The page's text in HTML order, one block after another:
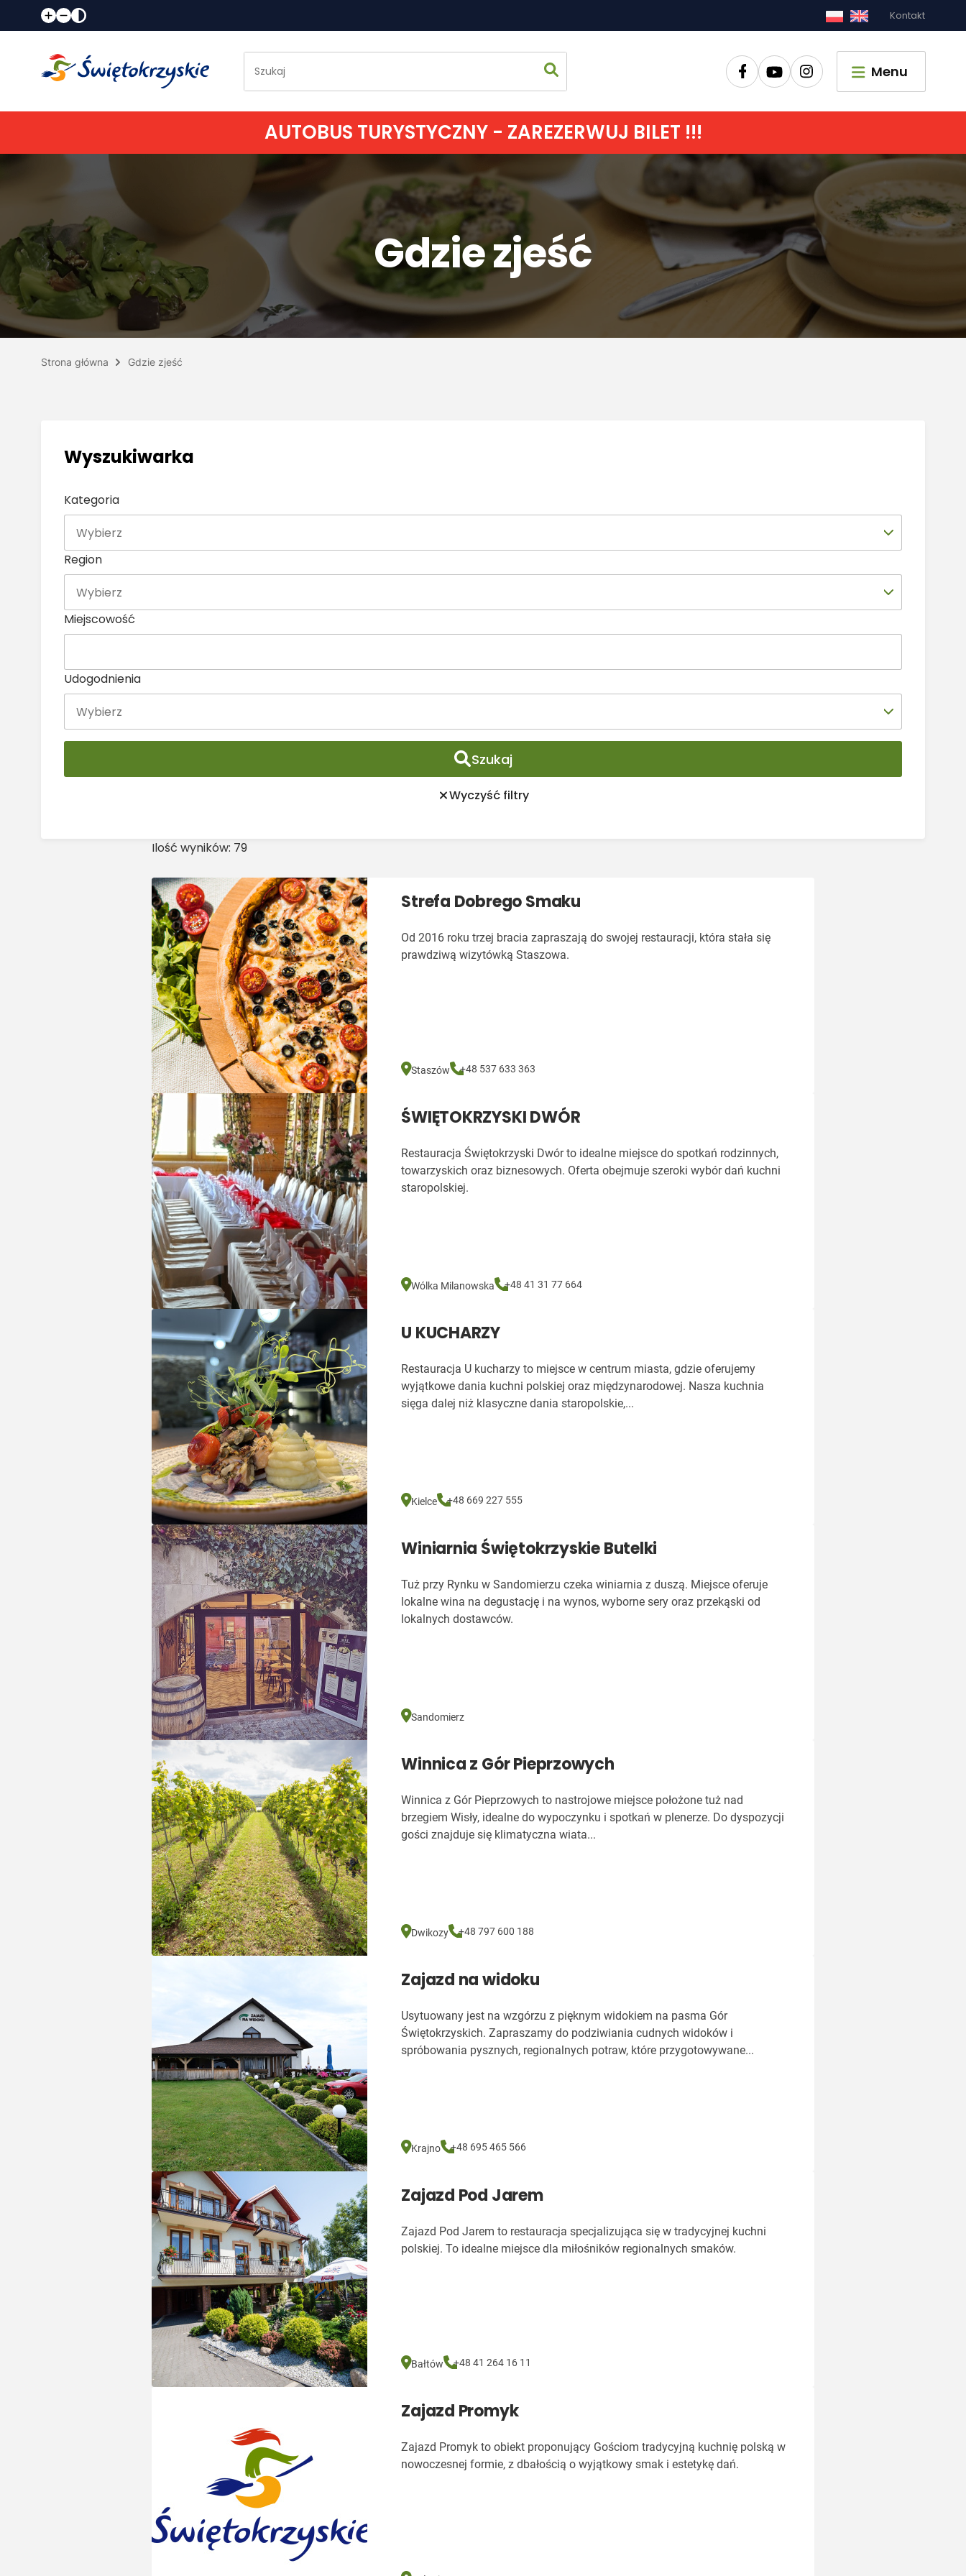
Kontakt
Menu
Zamknij
Strona główna
Co zobaczyć
Jak spędzić czas
Gdzie spać
Gdzie zjeść
Kontakt
AUTOBUS TURYSTYCZNY - ZAREZERWUJ BILET !!!
Gdzie zjeść
Strona główna Gdzie zjeść
Wyszukiwarka
Kategoria
Region
Miejscowość
Udogodnienia
Szukaj
Wyczyść filtry
Ilość wyników: 79
Strefa Dobrego Smaku
Od 2016 roku trzej bracia zapraszają do swojej restauracji, która stała się
prawdziwą wizytówką Staszowa.
Staszów +48 537 633 363
ŚWIĘTOKRZYSKI DWÓR
Restauracja Świętokrzyski Dwór to idealne miejsce do spotkań rodzinnych,
towarzyskich oraz biznesowych. Oferta obejmuje szeroki wybór dań kuchni
staropolskiej.
Wólka Milanowska +48 41 31 77 664
U KUCHARZY
Restauracja U kucharzy to miejsce w centrum miasta, gdzie oferujemy
wyjątkowe dania kuchni polskiej oraz międzynarodowej. Nasza kuchnia
sięga dalej niż klasyczne dania staropolskie,...
Kielce +48 669 227 555
Winiarnia Świętokrzyskie Butelki
Tuż przy Rynku w Sandomierzu czeka winiarnia z duszą. Miejsce oferuje
lokalne wina na degustację i na wynos, wyborne sery oraz przekąski od
lokalnych dostawców.
Sandomierz
Winnica z Gór Pieprzowych
Winnica z Gór Pieprzowych to nastrojowe miejsce położone tuż nad
brzegiem Wisły, idealne do wypoczynku i spotkań w plenerze. Do dyspozycji
gości znajduje się klimatyczna wiata...
Dwikozy +48 797 600 188
Zajazd na widoku
Usytuowany jest na wzgórzu z pięknym widokiem na pasma Gór
Świętokrzyskich. Zapraszamy do podziwiania cudnych widoków i
spróbowania pysznych, regionalnych potraw, które przygotowywane...
Krajno +48 695 465 566
Zajazd Pod Jarem
Zajazd Pod Jarem to restauracja specjalizująca się w tradycyjnej kuchni
polskiej. To idealne miejsce dla miłośników regionalnych smaków.
Bałtów +48 41 264 16 11
Zajazd Promyk
Zajazd Promyk to obiekt proponujący Gościom tradycyjną kuchnię polską w
nowoczesnej formie, z dbałością o wyjątkowy smak i estetykę dań.